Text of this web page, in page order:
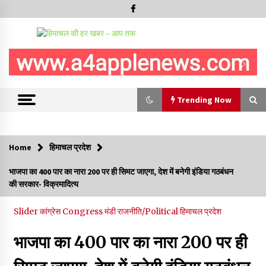
Trending Now
हिमाचल सरकार मछुआरों को नावों और मछली पकड़ने के उपकरणों पर डे रही
70 से 90% तक सब्सिडी
08/08/2026
Home हिमाचल प्रदेश
भाजपा का 400 पार का नारा 200 पर ही सिमट जाएगा, देश में बनेगी इंडिया गठबंधन
की सरकार- विक्रमादित्य
Sliderकांग्रेस Congressमंडीराजनीति/Politicalहिमाचल प्रदेश
भाजपा का 400 पार का नारा 200 पर ही